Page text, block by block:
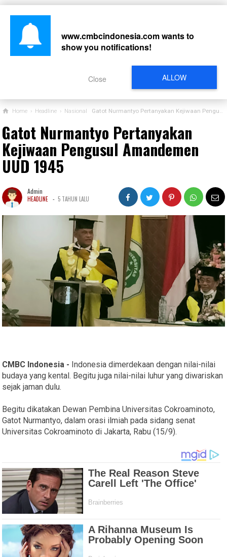
Home › Headline › Nasional Gatot Nurmantyo Pertanyakan Kejiwaan Pengusul Amandemen UUD 1945
Gatot Nurmantyo Pertanyakan
Kejiwaan Pengusul Amandemen
UUD 1945
Admin
HEADLINE - 5 TAHUN LALU
CMBC Indonesia - Indonesia dimerdekaan dengan nilai-nilai
budaya yang kental. Begitu juga nilai-nilai luhur yang diwariskan
sejak jaman dulu.
Begitu dikatakan Dewan Pembina Universitas Cokroaminoto,
Gatot Nurmantyo, dalam orasi ilmiah pada sidang senat
Universitas Cokroaminoto di Jakarta, Rabu (15/9).
www.cmbcindonesia.comwants to
show you notifications!
ALLOW
Close